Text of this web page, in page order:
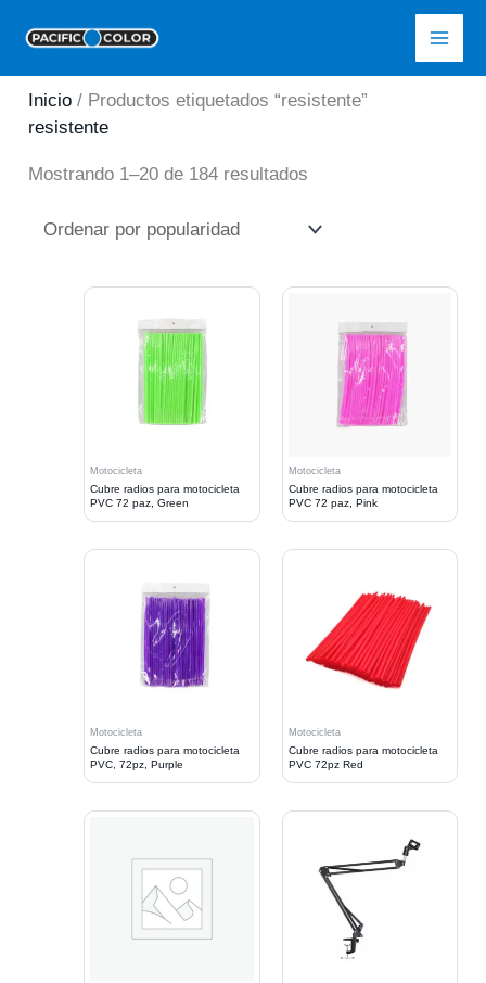
contenido
Inicio / Productos etiquetados “resistente”
resistente
Mostrando 1–20 de 184 resultados
popularidad
Motocicleta
Cubre radios para motocicleta
PVC 72 paz, Green
Motocicleta
Cubre radios para motocicleta
PVC 72 paz, Pink
Motocicleta
Cubre radios para motocicleta
PVC, 72pz, Purple
Motocicleta
Cubre radios para motocicleta
PVC 72pz Red